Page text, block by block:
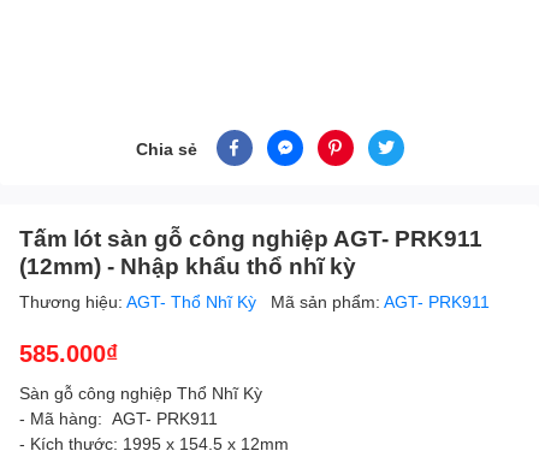
Chia sẻ
Tấm lót sàn gỗ công nghiệp AGT- PRK911
(12mm) - Nhập khẩu thổ nhĩ kỳ
Thương hiệu: AGT- Thổ Nhĩ Kỳ Mã sản phẩm: AGT- PRK911
585.000₫
Sàn gỗ công nghiệp Thổ Nhĩ Kỳ
- Mã hàng: AGT- PRK911
- Kích thước: 1995 x 154.5 x 12mm